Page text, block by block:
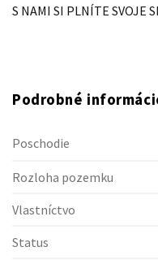
S NAMI SI PLNÍTE SVOJE
Podrobné
Poschodie
Rozloha pozemku
Vlastníctvo
Status